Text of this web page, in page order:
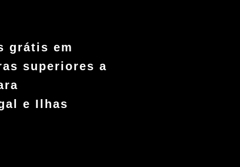
grátis em
superiores a
e Ilhas